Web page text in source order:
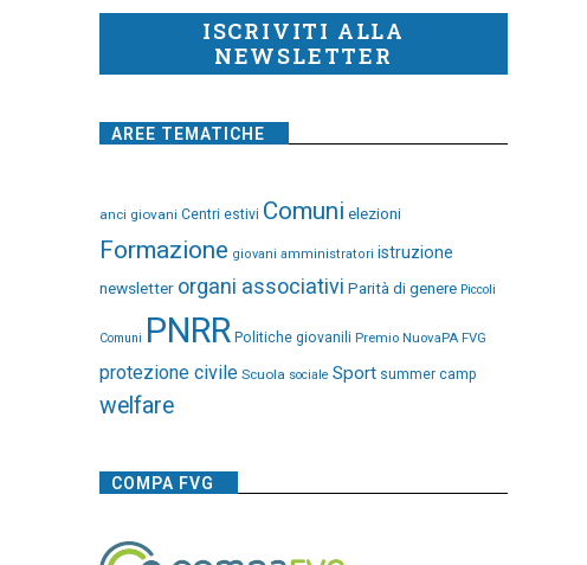
ISCRIVITI ALLA
NEWSLETTER
AREE TEMATICHE
anci giovani Centri estivi Comuni elezioni
Formazione giovani amministratori istruzione
newsletter organi associativi Parità di genere Piccoli
Comuni PNRR Politiche giovanili Premio NuovaPA FVG
protezione civile Scuola sociale Sport summer camp
welfare
COMPA FVG